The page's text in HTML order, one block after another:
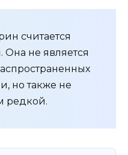
считается
не является
но также не
редкой.